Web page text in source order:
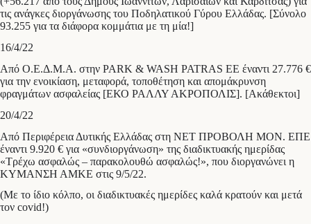
τις ανάγκες διοργάνωσης του Ποδηλατικού Γύρου Ελλάδας. [Σύνολο
93.255 για τα διάφορα κομμάτια με τη μία!]
16/4/22
Από Ο.Ε.Δ.Μ.Α. στην PARK & WASH PATRAS ΕΕ έναντι 27.776 €
για την ενοικίαση, μεταφορά, τοποθέτηση και απομάκρυνση
φραγμάτων ασφαλείας [ΕΚΟ ΡΑΛΛΥ ΑΚΡΟΠΟΛΙΣ]. [Ακάθεκτοι]
20/4/22
Από Περιφέρεια Δυτικής Ελλάδας στη ΝΕΤ ΠΡΟΒΟΛΗ ΜΟΝ. ΕΠΕ
έναντι 9.920 € για «συνδιοργάνωση» της διαδικτυακής ημερίδας
«Τρέχω ασφαλώς – παρακολουθώ ασφαλώς!», που διοργανώνει η
ΚΥΜΑΝΣΗ ΑΜΚΕ στις 9/5/22.
(Με το ίδιο κόλπο, οι διαδικτυακές ημερίδες καλά κρατούν και μετά
τον covid!)